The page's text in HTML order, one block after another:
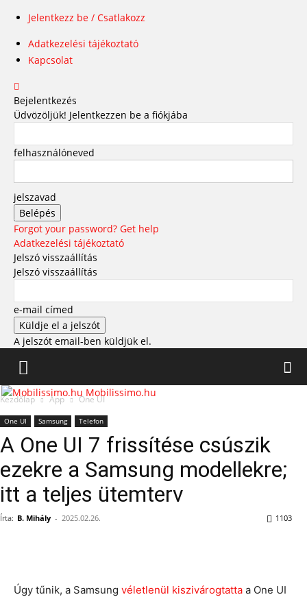
Jelentkezz be / Csatlakozz
Adatkezelési tájékoztató
Kapcsolat
Bejelentkezés
Üdvözöljük! Jelentkezzen be a fiókjába
felhasználóneved
jelszavad
Forgot your password? Get help
Adatkezelési tájékoztató
Jelszó visszaállítás
Jelszó visszaállítás
e-mail címed
A jelszót email-ben küldjük el.
Mobilissimo.hu
Kezdőlap App One UI
One UI Samsung Telefon
A One UI 7 frissítése csúszik
ezekre a Samsung modellekre;
itt a teljes ütemterv
Írta: B. Mihály - 2025.02.26. 1103
Úgy tűnik, a Samsung véletlenül kiszivárogtatta a One UI